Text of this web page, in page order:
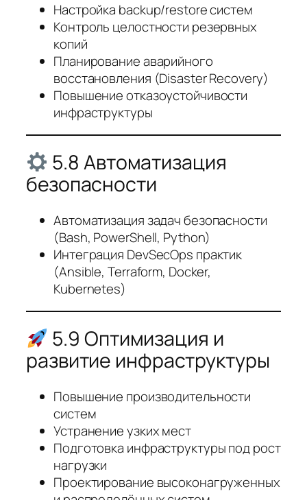
Настройка backup/restore систем
Контроль целостности резервных
копий
Планирование аварийного
восстановления (Disaster Recovery)
Повышение отказоустойчивости
инфраструктуры
5.8 Автоматизация
безопасности
Автоматизация задач безопасности
(Bash, PowerShell, Python)
Интеграция DevSecOps практик
(Ansible, Terraform, Docker,
Kubernetes)
5.9 Оптимизация и
развитие инфраструктуры
Повышение производительности
систем
Устранение узких мест
Подготовка инфраструктуры под рост
нагрузки
Проектирование высоконагруженных